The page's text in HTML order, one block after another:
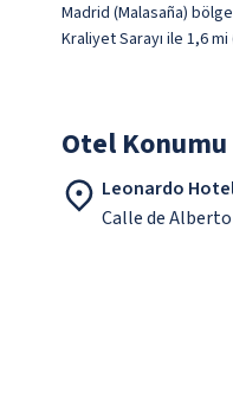
Madrid (Malasaña)
Kraliyet Sarayı ile 1,6
Otel Konumu
Leonardo
Calle de Alberto